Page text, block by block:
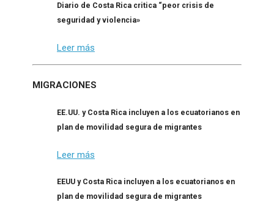
Diario de Costa Rica critica “peor crisis de
seguridad y violencia»
Leer más
MIGRACIONES
EE.UU. y Costa Rica incluyen a los ecuatorianos en
plan de movilidad segura de migrantes
Leer más
EEUU y Costa Rica incluyen a los ecuatorianos en
plan de movilidad segura de migrantes